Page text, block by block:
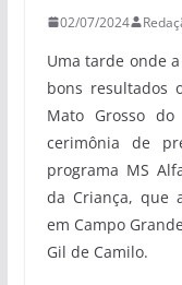
02/07/2024
Uma tarde onde
bons resultados
Mato Grosso
cerimônia de
programa MS
da Criança, que
em Campo
Gil de Camilo.